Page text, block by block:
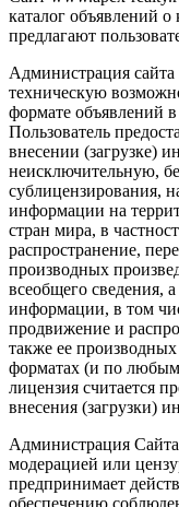
каталог объявлений
предлагают
Администрация сайта
техническую
формате объявлений
Пользователь
внесении (загрузке)
неисключительную,
сублицензирования,
информации на
стран мира, в
распространение,
производных
всеобщего сведения,
информации, в том
продвижение и
также ее
форматах (и по
лицензия считается
внесения (загрузки)
Администрация Сайта
модерацией или
предпринимает
обеспечению